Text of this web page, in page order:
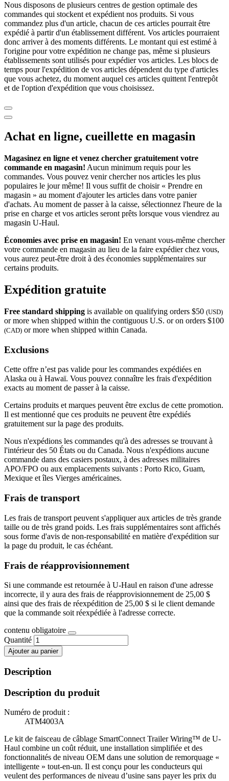
Nous disposons de plusieurs centres de gestion optimale des
commandes qui stockent et expédient nos produits. Si vous
commandez plus d'un article, chacun de ces articles pourrait être
expédié à partir d'un établissement différent. Vos articles pourraient
donc arriver à des moments différents. Le montant qui est estimé à
l'origine pour votre expédition ne change pas, même si plusieurs
établissements sont utilisés pour expédier vos articles. Les blocs de
temps pour l'expédition de vos articles dépendent du type d'articles
que vous achetez, du moment auquel ces articles quittent l'entrepôt
et de l'option d'expédition que vous choisissez.
Achat en ligne, cueillette en magasin
Magasinez en ligne et venez chercher gratuitement votre
commande en magasin! Aucun minimum requis pour les
commandes. Vous pouvez venir chercher nos articles les plus
populaires le jour même! Il vous suffit de choisir « Prendre en
magasin » au moment d'ajouter les articles dans votre panier
d'achats. Au moment de passer à la caisse, sélectionnez l'heure de la
prise en charge et vos articles seront prêts lorsque vous viendrez au
magasin U-Haul.
Économies avec prise en magasin! En venant vous-même chercher
votre commande en magasin au lieu de la faire expédier chez vous,
vous aurez peut-être droit à des économies supplémentaires sur
certains produits.
Expédition gratuite
Free standard shipping is available on qualifying orders $50 (USD)
or more when shipped within the contiguous U.S. or on orders $100
(CAD) or more when shipped within Canada.
Exclusions
Cette offre n’est pas valide pour les commandes expédiées en
Alaska ou à Hawaï. Vous pouvez connaître les frais d'expédition
exacts au moment de passer à la caisse.
Certains produits et marques peuvent être exclus de cette promotion.
Il est mentionné que ces produits ne peuvent être expédiés
gratuitement sur la page des produits.
Nous n'expédions les commandes qu'à des adresses se trouvant à
l'intérieur des 50 États ou du Canada. Nous n'expédions aucune
commande dans des casiers postaux, à des adresses militaires
APO/FPO ou aux emplacements suivants : Porto Rico, Guam,
Mexique et îles Vierges américaines.
Frais de transport
Les frais de transport peuvent s'appliquer aux articles de très grande
taille ou de très grand poids. Les frais supplémentaires sont affichés
sous forme d'avis de non-responsabilité en matière d'expédition sur
la page du produit, le cas échéant.
Frais de réapprovisionnement
Si une commande est retournée à U-Haul en raison d'une adresse
incorrecte, il y aura des frais de réapprovisionnement de 25,00 $
ainsi que des frais de réexpédition de 25,00 $ si le client demande
que la commande soit réexpédiée à l'adresse correcte.
contenu obligatoire
Quantité
Ajouter au panier
Description
Description du produit
Numéro de produit :
ATM4003A
Le kit de faisceau de câblage SmartConnect Trailer Wiring™ de U-
Haul combine un coût réduit, une installation simplifiée et des
fonctionnalités de niveau OEM dans une solution de remorquage «
intelligente » tout-en-un. Il est conçu pour les conducteurs qui
veulent des performances de niveau d’usine sans payer les prix du